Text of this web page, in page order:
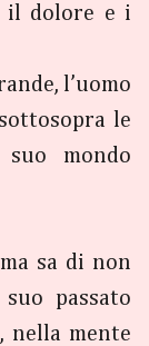
il dolore e i
l’uomo
le
mondo
sa di non
passato
nella mente